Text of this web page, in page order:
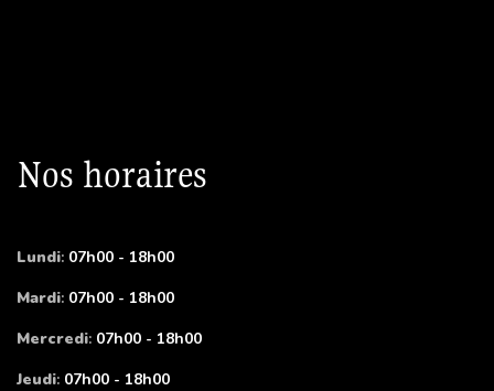
Nos horaires
Lundi: 07h00 - 18h00
Mardi: 07h00 - 18h00
Mercredi: 07h00 - 18h00
Jeudi: 07h00 - 18h00